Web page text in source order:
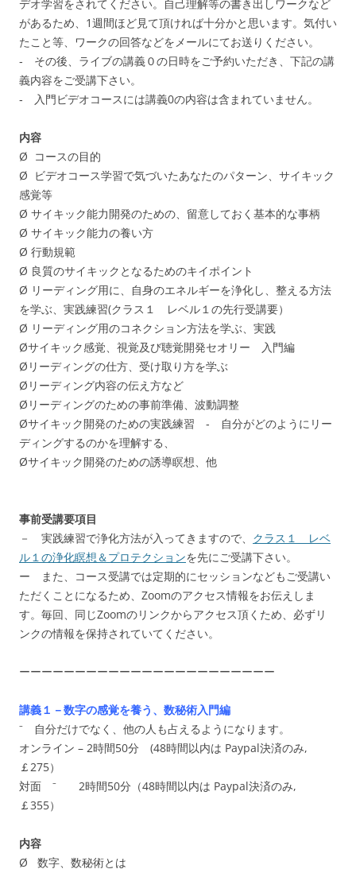
デオ学習をされてください。自己理解等の書き出しワークなど
があるため、1週間ほど見て頂ければ十分かと思います。気付い
たこと等、ワークの回答などをメールにてお送りください。
‐ その後、ライブの講義０の日時をご予約いただき、下記の講
義内容をご受講下さい。
‐ 入門ビデオコースには講義0の内容は含まれていません。
内容
Ø コースの目的
Ø ビデオコース学習で気づいたあなたのパターン、サイキック
感覚等
Ø サイキック能力開発のための、留意しておく基本的な事柄
Ø サイキック能力の養い方
Ø 行動規範
Ø 良質のサイキックとなるためのキイポイント
Ø リーディング用に、自身のエネルギーを浄化し、整える方法
を学ぶ、実践練習(クラス１ レベル１の先行受講要）
Ø リーディング用のコネクション方法を学ぶ、実践
Øサイキック感覚、視覚及び聴覚開発セオリー 入門編
Øリーディングの仕方、受け取り方を学ぶ
Øリーディング内容の伝え方など
Øリーディングのための事前準備、波動調整
Øサイキック開発のための実践練習 ‐ 自分がどのようにリー
ディングするのかを理解する、
Øサイキック開発のための誘導瞑想、他
事前受講要項目
－ 実践練習で浄化方法が入ってきますので、 クラス１ レベ
ル１の浄化瞑想＆プロテクションを先にご受講下さい。
ー また、コース受講では定期的にセッションなどもご受講い
ただくことになるため、Zoomのアクセス情報をお伝えしま
す。毎回、同じZoomのリンクからアクセス頂くため、必ずリ
ンクの情報を保持されていてください。
ーーーーーーーーーーーーーーーーーーーーーーー
講義１－数字の感覚を養う、数秘術入門編
⁻ 自分だけでなく、他の人も占えるようになります。
オンライン – 2時間50分 (48時間以内は Paypal決済のみ,
￡275）
対面 ⁻ 2時間50分（48時間以内は Paypal決済のみ,
￡355）
内容
Ø 数字、数秘術とは